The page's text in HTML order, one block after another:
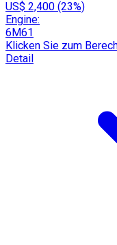
US$ 2,400 (23%)
Engine:
6M61
Klicken Sie zum
Detail